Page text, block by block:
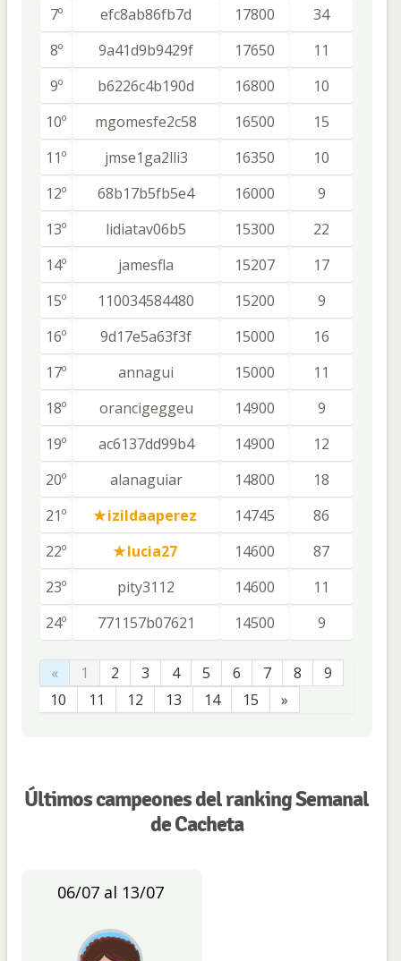
7º
efc8ab86fb7d 17800
34
8º
9a41d9b9429f 17650
11
9º
b6226c4b190d 16800
10
10º
mgomesfe2c58 16500
15
11º
jmse1ga2lli3 16350
10
12º
68b17b5fb5e4 16000
9
13º
lidiatav06b5 15300
22
14º
jamesfla 15207
17
15º
110034584480 15200
9
16º
9d17e5a63f3f 15000
16
17º
annagui 15000
11
18º
orancigeggeu 14900
9
19º
ac6137dd99b4 14900
12
20º
alanaguiar 14800
18
21º
izildaaperez 14745
86
22º
lucia27 14600
87
23º
pity3112 14600
11
24º
771157b07621 14500 9
« 1 2 3 4 5 6 7 8
9
10
11 12 13 14 15 »
Últimos campeones del ranking Semanal
de Cacheta
06/07 al 13/07